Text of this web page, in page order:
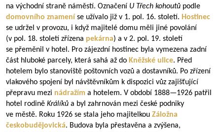
na východní straně náměstí. Označení U Třech kohoutů podle
domovního znamení se užívalo již v 1. pol. 16. století. Hostinec
se udržel v provozu, i když majitelé domu měli jiné povolání
(v pol. 18. století zřízena pekárna) a v 2. pol. 19. století
se přeměnil v hotel. Pro zájezdní hostinec byla vymezena zadní
část hluboké parcely, která sahá až do Kněžské ulice. Před
hotelem bylo stanoviště poštovních vozů a dostavníků. Po zřízení
vlakového spojení byl návštěvníkům k dispozici vůz zajišťující
přepravu mezi nádražím a hotelem. V období 1888—1926 patřil
hotel rodině Králíků a byl zahrnován mezi české podniky
ve městě. Roku 1926 se stala jeho majitelkou Záložna
českobudějovická. Budova byla přestavěna a zvýšena,